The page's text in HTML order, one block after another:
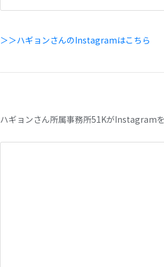
＞＞ハギョンさんのInstagramはこちら
ハギョンさん所属事務所51KがInstagramを